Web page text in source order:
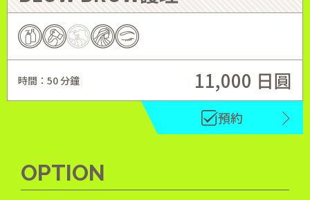
時間：50 分鐘 11,000 日圓
預約
OPTION